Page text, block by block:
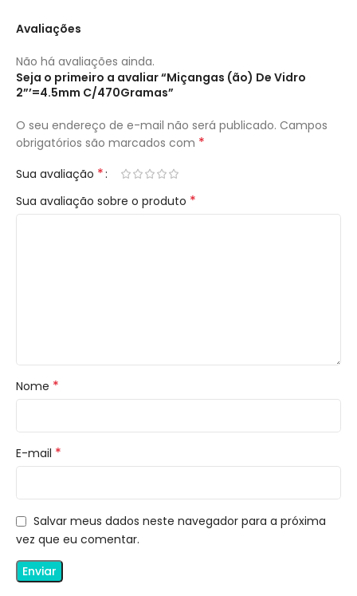
Avaliações
Não há avaliações ainda.
Seja o primeiro a avaliar “Miçangas (ão) De Vidro
2”’=4.5mm C/470Gramas”
O seu endereço de e-mail não será publicado. Campos
obrigatórios são marcados com *
Sua avaliação *
Sua avaliação sobre o produto *
Nome *
E-mail *
Salvar meus dados neste navegador para a próxima
vez que eu comentar.